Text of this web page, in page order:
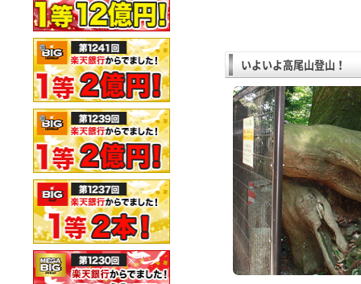
いよいよ高尾山登山！